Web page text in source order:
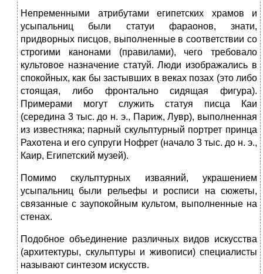
Непременными атрибутами египетских храмов и
усыпальниц были статуи фараонов, знати,
придворных писцов, выполненные в соответствии со
строгими канонами (правилами), чего требовало
культовое назначение статуй. Люди изображались в
спокойных, как бы застывших в веках позах (это либо
стоящая, либо фронтально сидящая фигура).
Примерами могут служить статуя писца Каи
(середина 3 тыс. до н. э., Париж, Лувр), выполненная
из известняка; парный скульптурный портрет принца
Рахотена и его супруги Нофрет (начало 3 тыс. до н. э.,
Каир, Египетский музей).
Помимо скульптурных изваяний, украшением
усыпальниц были рельефы и росписи на сюжеты,
связанные с заупокойным культом, выполненные на
стенах.
Подобное объединение различных видов искусства
(архитектуры, скульптуры и живописи) специалисты
называют синтезом искусств.